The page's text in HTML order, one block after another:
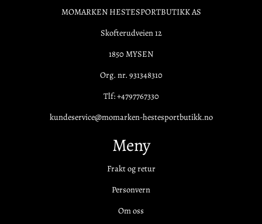
MOMARKEN HESTESPORTBUTIKK AS
Skofterudveien 12
1850 MYSEN
Org. nr. 931348310
Tlf:+4797767330
kundeservice@momarken-hestesportbutikk.no
Meny
Frakt og retur
Personvern
Om oss